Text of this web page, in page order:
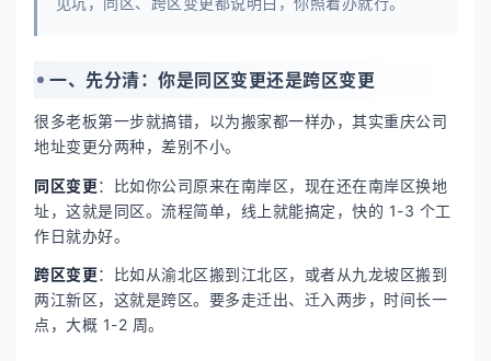
一、先分清：你是同区变更还是跨区变更
很多老板第一步就搞错，以为搬家都一样办，其实重庆公司
地址变更分两种，差别不小。
同区变更：比如你公司原来在南岸区，现在还在南岸区换地
址，这就是同区。流程简单，线上就能搞定，快的 1-3 个工
作日就办好。
跨区变更：比如从渝北区搬到江北区，或者从九龙坡区搬到
两江新区，这就是跨区。要多走迁出、迁入两步，时间长一
点，大概 1-2 周。